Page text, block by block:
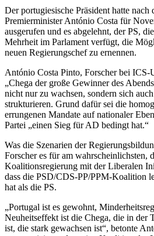
Der portugiesische Präsident hatte
Premierminister António Costa für
ausgerufen und es abgelehnt, der PS,
Mehrheit im Parlament verfügt, die
neuen Regierungschef zu ernennen.
António Costa Pinto, Forscher bei ICS-
„Chega der große Gewinner des
nicht nur zu wachsen, sondern sich
strukturieren. Grund dafür sei die
errungenen Mandate auf nationaler
Partei „einen Sieg für AD bedingt hat.“
Was die Szenarien der
Forscher es für am wahrscheinlichsten,
Koalitionsregierung mit der Liberalen
dass die PSD/CDS-PP/PPM-Koalition
hat als die PS.
„Portugal ist es gewohnt,
Neuheitseffekt ist die Chega, die in der
ist, die stark gewachsen ist“, betonte